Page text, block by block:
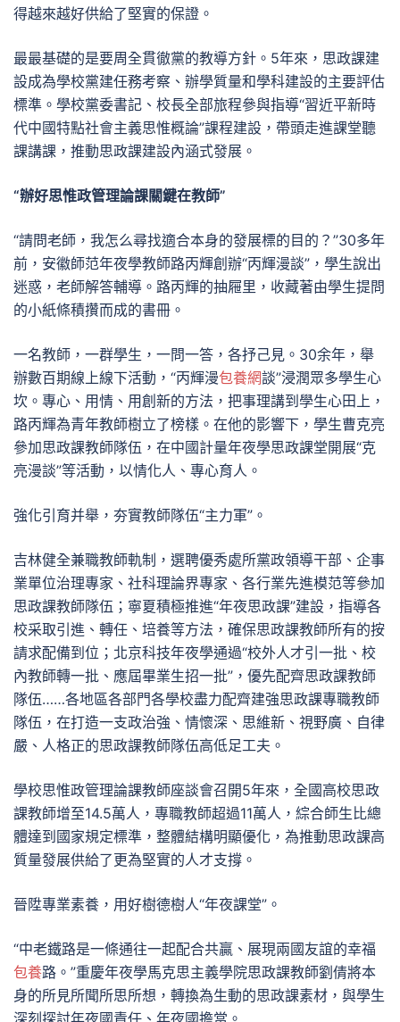
得越來越好供給了堅實的保證。
最最基礎的是要周全貫徹黨的教導方針。5年來，思政課建
設成為學校黨建任務考察、辦學質量和學科建設的主要評估
標準。學校黨委書記、校長全部旅程參與指導“習近平新時
代中國特點社會主義思惟概論”課程建設，帶頭走進課堂聽
課講課，推動思政課建設內涵式發展。
“辦好思惟政管理論課關鍵在教師”
“請問老師，我怎么尋找適合本身的發展標的目的？”30多年
前，安徽師范年夜學教師路丙輝創辦“丙輝漫談”，學生說出
迷惑，老師解答輔導。路丙輝的抽屜里，收藏著由學生提問
的小紙條積攢而成的書冊。
一名教師，一群學生，一問一答，各抒己見。30余年，舉
辦數百期線上線下活動，“丙輝漫包養網談”浸潤眾多學生心
坎。專心、用情、用創新的方法，把事理講到學生心田上，
路丙輝為青年教師樹立了榜樣。在他的影響下，學生曹克亮
參加思政課教師隊伍，在中國計量年夜學思政課堂開展“克
亮漫談”等活動，以情化人、專心育人。
強化引育并舉，夯實教師隊伍“主力軍”。
吉林健全兼職教師軌制，選聘優秀處所黨政領導干部、企事
業單位治理專家、社科理論界專家、各行業先進模范等參加
思政課教師隊伍；寧夏積極推進“年夜思政課”建設，指導各
校采取引進、轉任、培養等方法，確保思政課教師所有的按
請求配備到位；北京科技年夜學通過“校外人才引一批、校
內教師轉一批、應屆畢業生招一批”，優先配齊思政課教師
隊伍……各地區各部門各學校盡力配齊建強思政課專職教師
隊伍，在打造一支政治強、情懷深、思維新、視野廣、自律
嚴、人格正的思政課教師隊伍高低足工夫。
學校思惟政管理論課教師座談會召開5年來，全國高校思政
課教師增至14.5萬人，專職教師超過11萬人，綜合師生比總
體達到國家規定標準，整體結構明顯優化，為推動思政課高
質量發展供給了更為堅實的人才支撐。
晉陞專業素養，用好樹德樹人“年夜課堂”。
“中老鐵路是一條通往一起配合共贏、展現兩國友誼的幸福
包養路。”重慶年夜學馬克思主義學院思政課教師劉倩將本
身的所見所聞所思所想，轉換為生動的思政課素材，與學生
深刻探討年夜國責任、年夜國擔當。